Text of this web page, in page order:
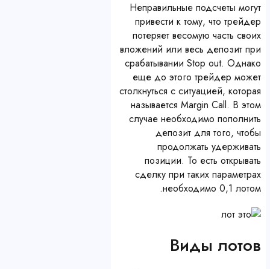
Неправильные подсчеты могут
привести к тому, что трейдер
потеряет весомую часть своих
вложений или весь депозит при
срабатывании Stop out. Однако
еще до этого трейдер может
столкнуться с ситуацией, которая
называется Margin Call. В этом
случае необходимо пополнить
депозит для того, чтобы
продолжать удерживать
позиции. То есть открывать
сделку при таких параметрах
необходимо 0,1 лотом.
Виды лотов